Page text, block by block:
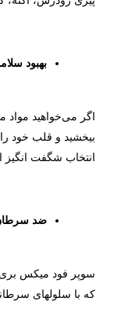
بهبود
اگر می‌خواهید مواد
بیخشید و قلب خود
انتخاب شگفت انگیز
ضد
سوپر فود میکس بری
که با سلولهای